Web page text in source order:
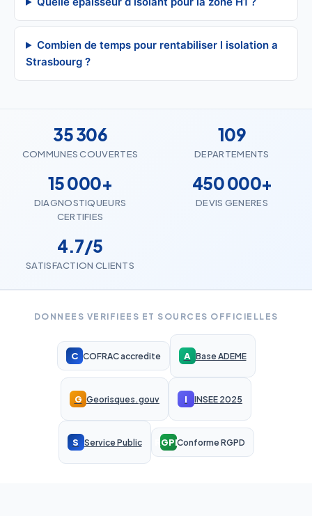
Combien de temps pour rentabiliser l isolation a
Strasbourg ?
35 306
COMMUNES COUVERTES
109
DEPARTEMENTS
15 000+
DIAGNOSTIQUEURS
CERTIFIES
450 000+
DEVIS GENERES
4.7/5
SATISFACTION CLIENTS
DONNEES VERIFIEES ET SOURCES OFFICIELLES
C COFRAC accredite A Base ADEME
G Georisques.gouv I INSEE 2025
S Service Public RGPDConforme RGPD